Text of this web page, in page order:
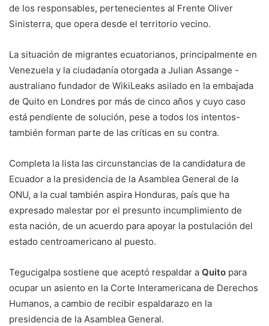
de los responsables, pertenecientes al Frente Oliver
Sinisterra, que opera desde el territorio vecino.
La situación de migrantes ecuatorianos, principalmente en
Venezuela y la ciudadanía otorgada a Julian Assange -
australiano fundador de WikiLeaks asilado en la embajada
de Quito en Londres por más de cinco años y cuyo caso
está pendiente de solución, pese a todos los intentos-
también forman parte de las críticas en su contra.
Completa la lista las circunstancias de la candidatura de
Ecuador a la presidencia de la Asamblea General de la
ONU, a la cual también aspira Honduras, país que ha
expresado malestar por el presunto incumplimiento de
esta nación, de un acuerdo para apoyar la postulación del
estado centroamericano al puesto.
Tegucigalpa sostiene que aceptó respaldar a Quito para
ocupar un asiento en la Corte Interamericana de Derechos
Humanos, a cambio de recibir espaldarazo en la
presidencia de la Asamblea General.